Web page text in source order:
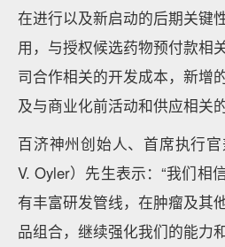
在进行以及新启动的后期关键
用，与授权候选药物预付款相
司合作相关的开发成本，新增
及与商业化前活动和供应相关
百济神州创始人、首席执行
V. Oyler）先生表示：“我们相
有丰富研发管线，在肿瘤及其
品组合，继续强化我们的能力